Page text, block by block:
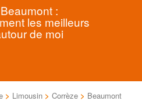
:
les meilleurs
de moi
> Limousin > Corrèze > Beaumont